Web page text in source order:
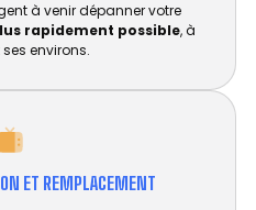
à venir dépanner votre
rapidement possible, à
ses environs.
ET REMPLACEMENT​